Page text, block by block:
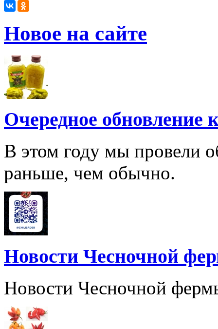
Новое на сайте
Очередное обновление
В этом году мы провели
раньше, чем обычно.
Новости Чесночной
Новости Чесночной